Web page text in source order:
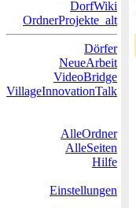
DorfWiki
OrdnerProjekte_alt
Dörfer
NeueArbeit
VideoBridge
VillageInnovationTalk
AlleOrdner
AlleSeiten
Hilfe
Einstellungen